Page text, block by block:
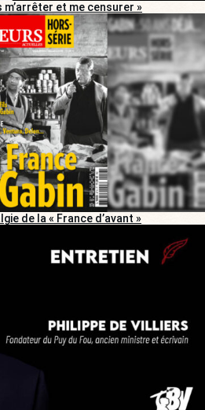
m’arrêter et me censurer »
de la « France d’avant »